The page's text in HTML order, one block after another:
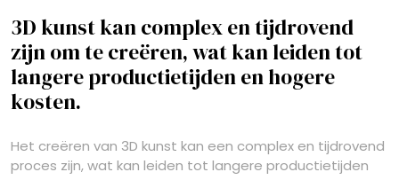
3D kunst kan complex en tijdrovend
zijn om te creëren, wat kan leiden tot
langere productietijden en hogere
kosten.
Het creëren van 3D kunst kan een complex en tijdrovend
proces zijn, wat kan leiden tot langere productietijden